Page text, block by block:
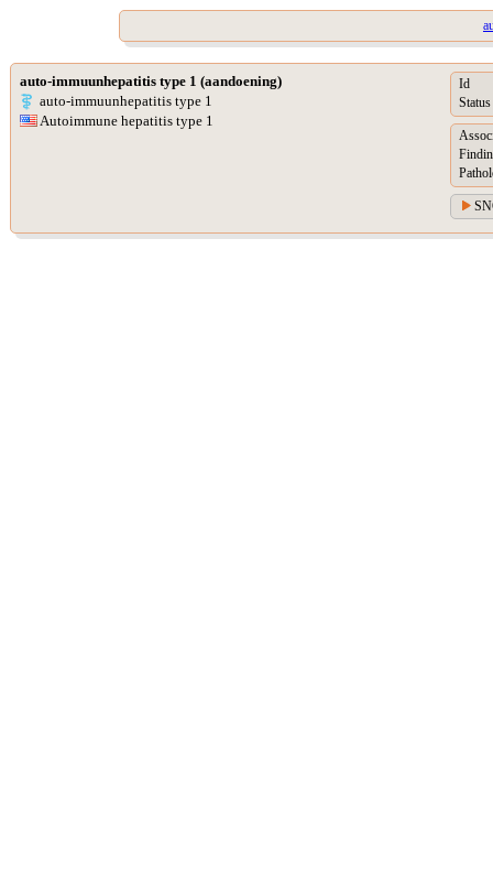
auto-immuunhepatitis type 1 (aandoening)
auto-immuunhepatitis type 1
Autoimmune hepatitis type 1
Id
Status